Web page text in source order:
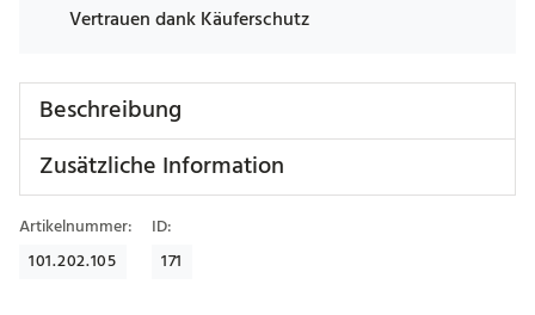
Vertrauen dank Käuferschutz
Beschreibung
Zusätzliche Information
Artikelnummer:
101.202.105
ID:
171